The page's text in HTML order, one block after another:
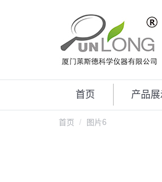
首页 产品展
您在这里：
首页 图片6